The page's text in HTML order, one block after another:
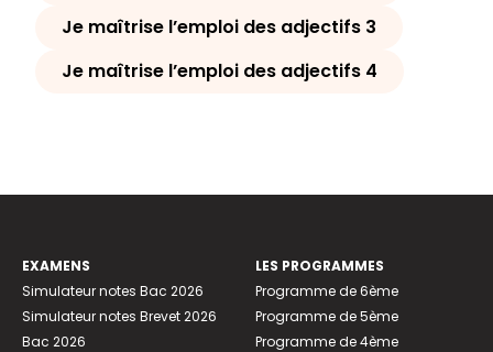
Je maîtrise l’emploi des adjectifs 3
Je maîtrise l’emploi des adjectifs 4
EXAMENS
Simulateur notes Bac 2026
Simulateur notes Brevet 2026
Bac 2026
LES PROGRAMMES
Programme de 6ème
Programme de 5ème
Programme de 4ème